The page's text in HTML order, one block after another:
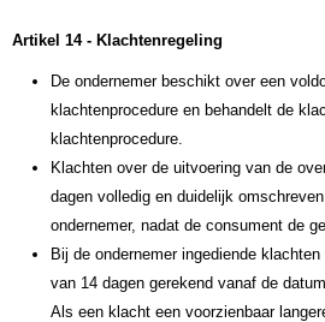
Artikel 14 - Klachtenregeling
De ondernemer beschikt over een
klachtenprocedure en behandelt de
klachtenprocedure.
Klachten over de uitvoering van de
dagen volledig en duidelijk
ondernemer, nadat de consument de
Bij de ondernemer ingediende
van 14 dagen gerekend vanaf de
Als een klacht een voorzienbaar